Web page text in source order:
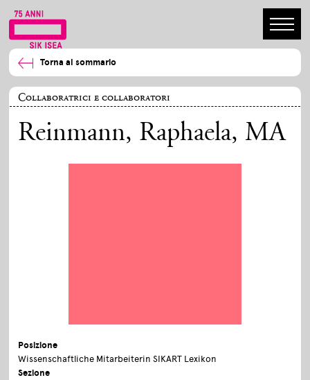
Torna al sommario
Collaboratrici e collaboratori
Reinmann, Raphaela, MA
Posizione
Wissenschaftliche Mitarbeiterin SIKART Lexikon
Sezione